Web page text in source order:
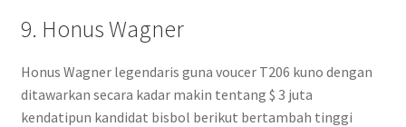
9. Honus Wagner
Honus Wagner legendaris guna voucer T206 kuno dengan
ditawarkan secara kadar makin tentang $ 3 juta
kendatipun kandidat bisbol berikut bertambah tinggi